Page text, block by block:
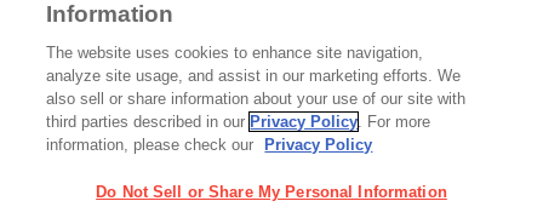
スイーツ系乳飲料
Information
The website uses cookies to enhance site navigation,
analyze site usage, and assist in our marketing efforts. We
also sell or share information about your use of our site with
third parties described in our Privacy Policy. For more
information, please check our
Privacy Policy
Do Not Sell or Share My Personal Information